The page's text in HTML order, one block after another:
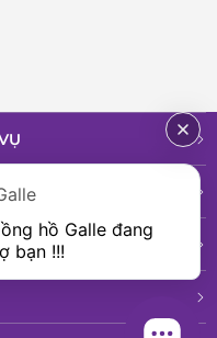
hồ Galle đang
bạn !!!